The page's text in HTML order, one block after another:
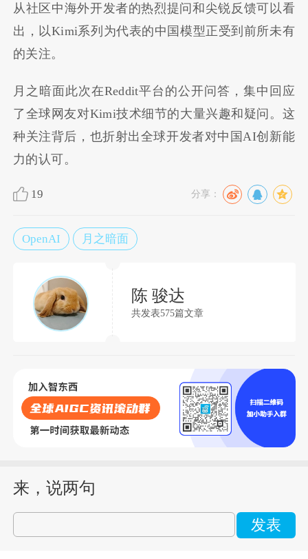
从社区中海外开发者的热烈提问和尖锐反馈可以看
出，以Kimi系列为代表的中国模型正受到前所未有
的关注。
月之暗面此次在Reddit平台的公开问答，集中回应
了全球网友对Kimi技术细节的大量兴趣和疑问。这
种关注背后，也折射出全球开发者对中国AI创新能
力的认可。
19 分享：
OpenAI 月之暗面
陈 骏达
共发表575篇文章
来，说两句
发表